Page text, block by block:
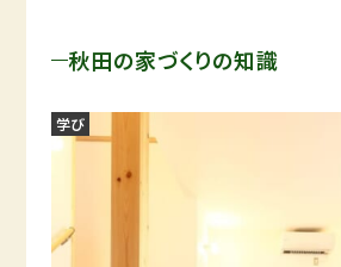
秋田の家づくりの知識
学び